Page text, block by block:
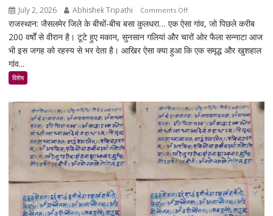
July 2, 2026 Abhishek Tripathi Comments Offon
कुलधरा:
एक
रात
गाँव!
200
साल
बाद
भी
क्यों
बसा
राजस्थान
राजस्थान: जैसलमेर जिले के बीचों-बीच बसा कुलधरा… एक ऐसा गांव, जो पिछले करीब
200 वर्षों से वीरान है। टूटे हुए मकान, सुनसान गलियां और चारों ओर फैला सन्नाटा आज
भी इस जगह को रहस्य से भर देता है। आखिर ऐसा क्या हुआ कि एक समृद्ध और खुशहाल
गांव...
विशेष